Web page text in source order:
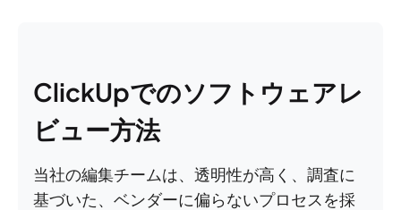
ClickUpでのソフトウェアレ
ビュー方法
当社の編集チームは、透明性が高く、調査に
基づいた、ベンダーに偏らないプロセスを採